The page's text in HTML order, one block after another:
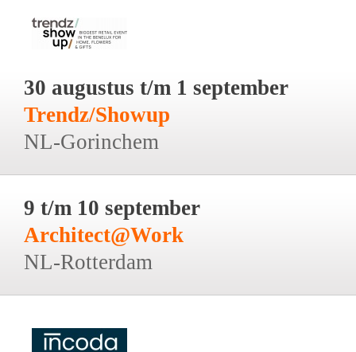
30 augustus t/m 1 september
Trendz/Showup
NL-Gorinchem
9 t/m 10 september
Architect@Work
NL-Rotterdam